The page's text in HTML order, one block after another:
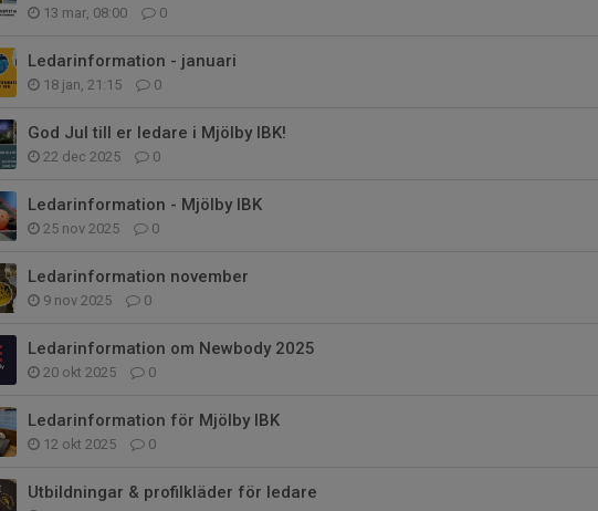
13 mar, 08:00 0
Ledarinformation - januari
18 jan, 21:15 0
God Jul till er ledare i Mjölby IBK!
22 dec 2025 0
Ledarinformation - Mjölby IBK
25 nov 2025 0
Ledarinformation november
9 nov 2025 0
Ledarinformation om Newbody 2025
20 okt 2025 0
Ledarinformation för Mjölby IBK
12 okt 2025 0
Utbildningar & profilkläder för ledare